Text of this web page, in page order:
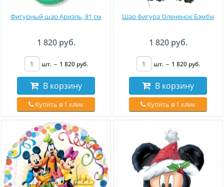
Фигурный шар Ариэль, 81 см
1 820 руб.
шт. – 1 820 руб.
В корзину
Купить в 1 клик
Шар фигура Олененок Бэмби
1 820 руб.
шт. – 1 820 руб.
В корзину
Купить в 1 клик